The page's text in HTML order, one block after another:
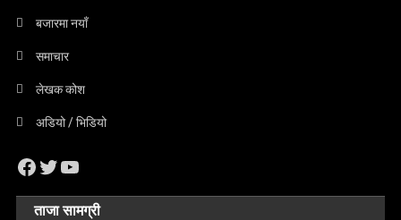
बजारमा नयाँ
समाचार
लेखक कोश
अडियो / भिडियो
Facebook
Twitter
YouTube
ताजा सामग्री